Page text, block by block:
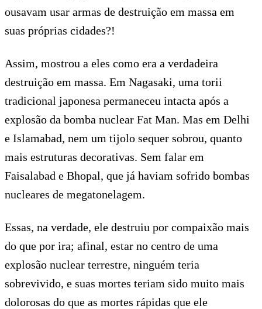
ousavam usar armas de destruição em massa em
suas próprias cidades?!
Assim, mostrou a eles como era a verdadeira
destruição em massa. Em Nagasaki, uma torii
tradicional japonesa permaneceu intacta após a
explosão da bomba nuclear Fat Man. Mas em Delhi
e Islamabad, nem um tijolo sequer sobrou, quanto
mais estruturas decorativas. Sem falar em
Faisalabad e Bhopal, que já haviam sofrido bombas
nucleares de megatonelagem.
Essas, na verdade, ele destruiu por compaixão mais
do que por ira; afinal, estar no centro de uma
explosão nuclear terrestre, ninguém teria
sobrevivido, e suas mortes teriam sido muito mais
dolorosas do que as mortes rápidas que ele